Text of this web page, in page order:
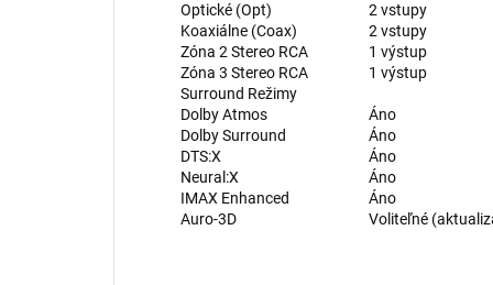
Optické (Opt)
2 vstupy
Koaxiálne (Coax)
2 vstupy
Zóna 2 Stereo RCA
1 výstup
Zóna 3 Stereo RCA
1 výstup
Surround Režimy
Dolby Atmos
Áno
Dolby Surround
Áno
DTS:X
Áno
Neural:X
Áno
IMAX Enhanced
Áno
Auro-3D
Voliteľné